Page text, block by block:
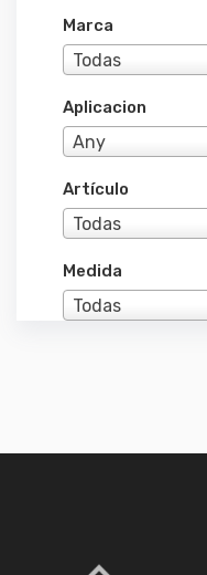
Marca
Todas
Aplicacion
Any
Artículo
Todas
Medida
Todas